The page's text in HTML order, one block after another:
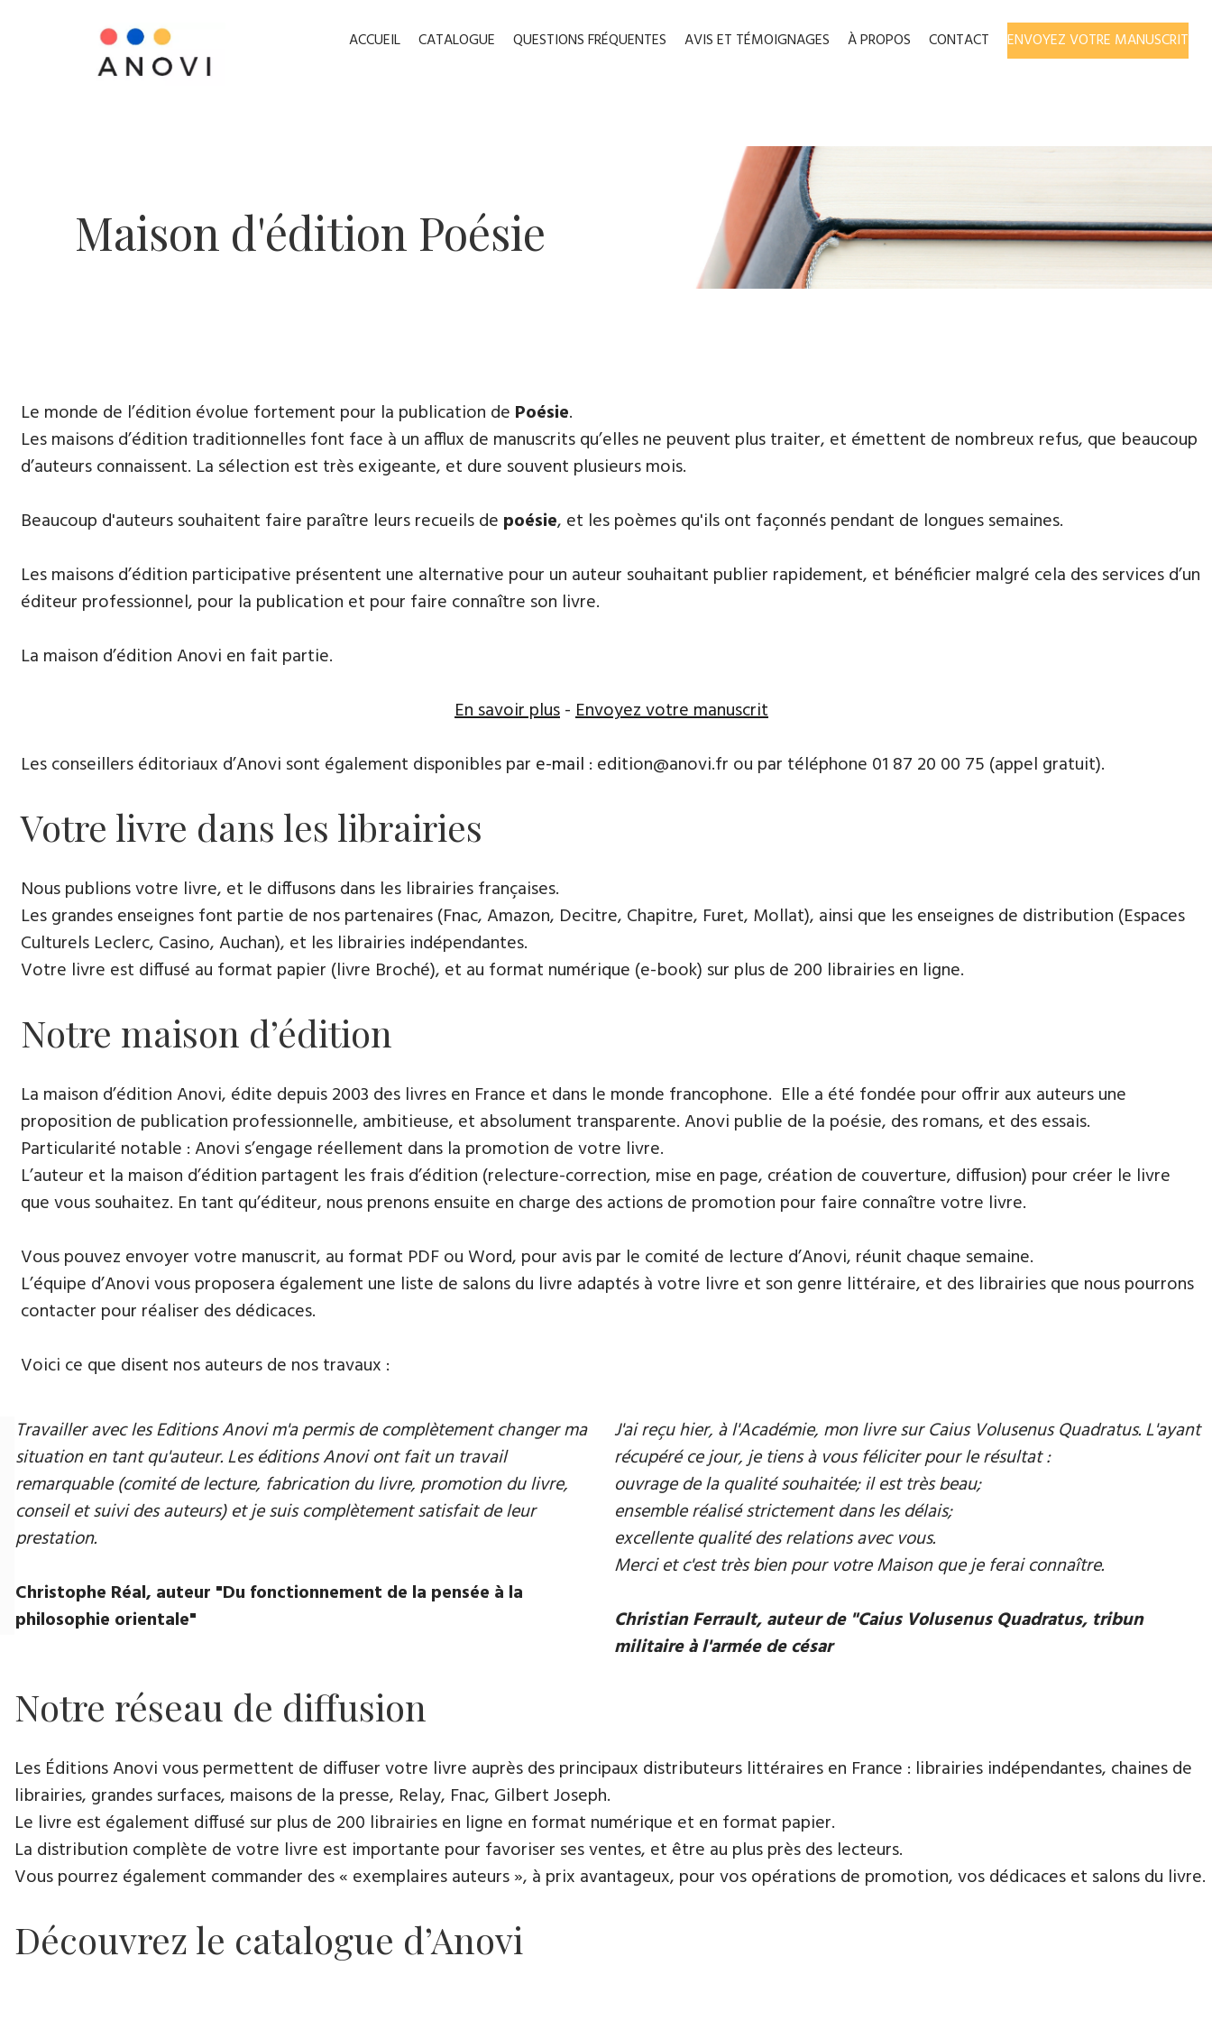
ACCUEIL CATALOGUE QUESTIONS FRÉQUENTES AVIS ET TÉMOIGNAGES À PROPOS CONTACT ENVOYEZ VOTRE MANUSCRIT
​Maison d'édition ​Poésie
Le monde de l’édition évolue fortement ​pour la publication de Poésie.
Les maisons d’édition traditionnelles font face à un afflux de manuscrits qu’elles ne peuvent plus traiter, et émettent de nombreux refus, que beaucoup
d’auteurs connaissent. La sélection est très exigeante, et dure souvent plusieurs mois.
Beaucoup d'auteurs souhaitent ​faire paraître leurs recueils de poésie, et les poèmes qu'ils ont façonnés pendant de longues semaines.
Les maisons d’édition participative présentent une alternative pour un auteur souhaitant publier rapidement, et bénéficier malgré cela des services d’un
éditeur professionnel, pour la publication et pour faire connaître son livre.
La maison d’édition Anovi en fait partie.
En savoir plus-Envoyez votre manuscrit
Les conseillers éditoriaux d’Anovi sont également disponibles par e-mail : edition@anovi.fr ou par téléphone ​​0​1 87 20 00 75 (appel gratuit).
Votre livre dans les librairies
Nous publions votre livre, et le diffusons dans les librairies françaises​.
Les grandes enseignes font partie de nos partenaires (Fnac, Amazon, Decitre, Chapitre, Furet, Mollat), ainsi que les enseignes de distribution (Espaces
Culturels Leclerc, Casino, Auchan), et les librairies indépendantes.
Votre livre est diffusé au format papier (livre Broché), et au format numérique (e-book) sur plus de 200 librairies en ligne.
Notre maison d’édition
La maison d’édition Anovi, édite depuis 2003 des livres en France et dans le monde francophone. Elle a été fondée pour offrir aux auteurs une
proposition de publication professionnelle, ambitieuse, et absolument transparente. Anovi publie de la poésie, des romans, et des essais.
Particularité notable : Anovi s’engage réellement dans la promotion de votre livre.
L’auteur et la maison d’édition partagent les frais d’édition (relecture-correction, mise en page, création de couverture, diffusion) pour créer le livre
que vous souhaitez. En tant qu’éditeur, nous prenons ensuite en charge des actions de promotion pour faire connaître votre livre.
Vous pouvez envoyer votre manuscrit, au format PDF ou Word, pour avis par le comité de lecture d’Anovi, réunit chaque semaine.
L’équipe d’Anovi vous proposera également une liste de salons du livre adaptés à votre livre et son genre littéraire, et des librairies que nous pourrons
contacter pour réaliser des dédicaces.
Voici ce que disent nos auteurs de nos travaux :
Travailler avec les Editions Anovi m'a permis de complètement changer ma
situation en tant qu'auteur. Les éditions Anovi ont fait un travail
remarquable (comité de lecture, fabrication du livre, promotion du livre,
conseil et suivi des auteurs) et je suis complètement satisfait de leur
prestation.
Christophe Réal, auteur ​"Du fonctionnement de la pensée à la
philosophie orientale"
J'ai reçu hier, à l'Académie, mon livre sur Caius Volusenus Quadratus. L'ayant
récupéré ce jour, je tiens à vous féliciter pour le résultat :
ouvrage de la qualité souhaitée; il est très beau;
ensemble réalisé strictement dans les délais;
excellente qualité des relations avec vous.
Merci et c'est très bien pour votre Maison que je ferai connaître.
Christian Ferrault, auteur de "Caius Volusenus Quadratus, tribun
militaire à l'armée de césar
Notre réseau de diffusion
Les Éditions Anovi vous permettent de diffuser votre livre auprès des principaux distributeurs littéraires en France : librairies indépendantes, chaines de
librairies, grandes surfaces, maisons de la presse, Relay, Fnac, Gilbert Joseph.
Le livre est également diffusé sur plus de 200 librairies en ligne en format numérique et en format papier.
La distribution complète de votre livre est importante pour favoriser ses ventes, et être au plus près des lecteurs.
Vous pourrez également commander des « exemplaires auteurs », à prix avantageux, pour vos opérations de promotion, vos dédicaces et salons du livre.
Découvrez le catalogue d’Anovi